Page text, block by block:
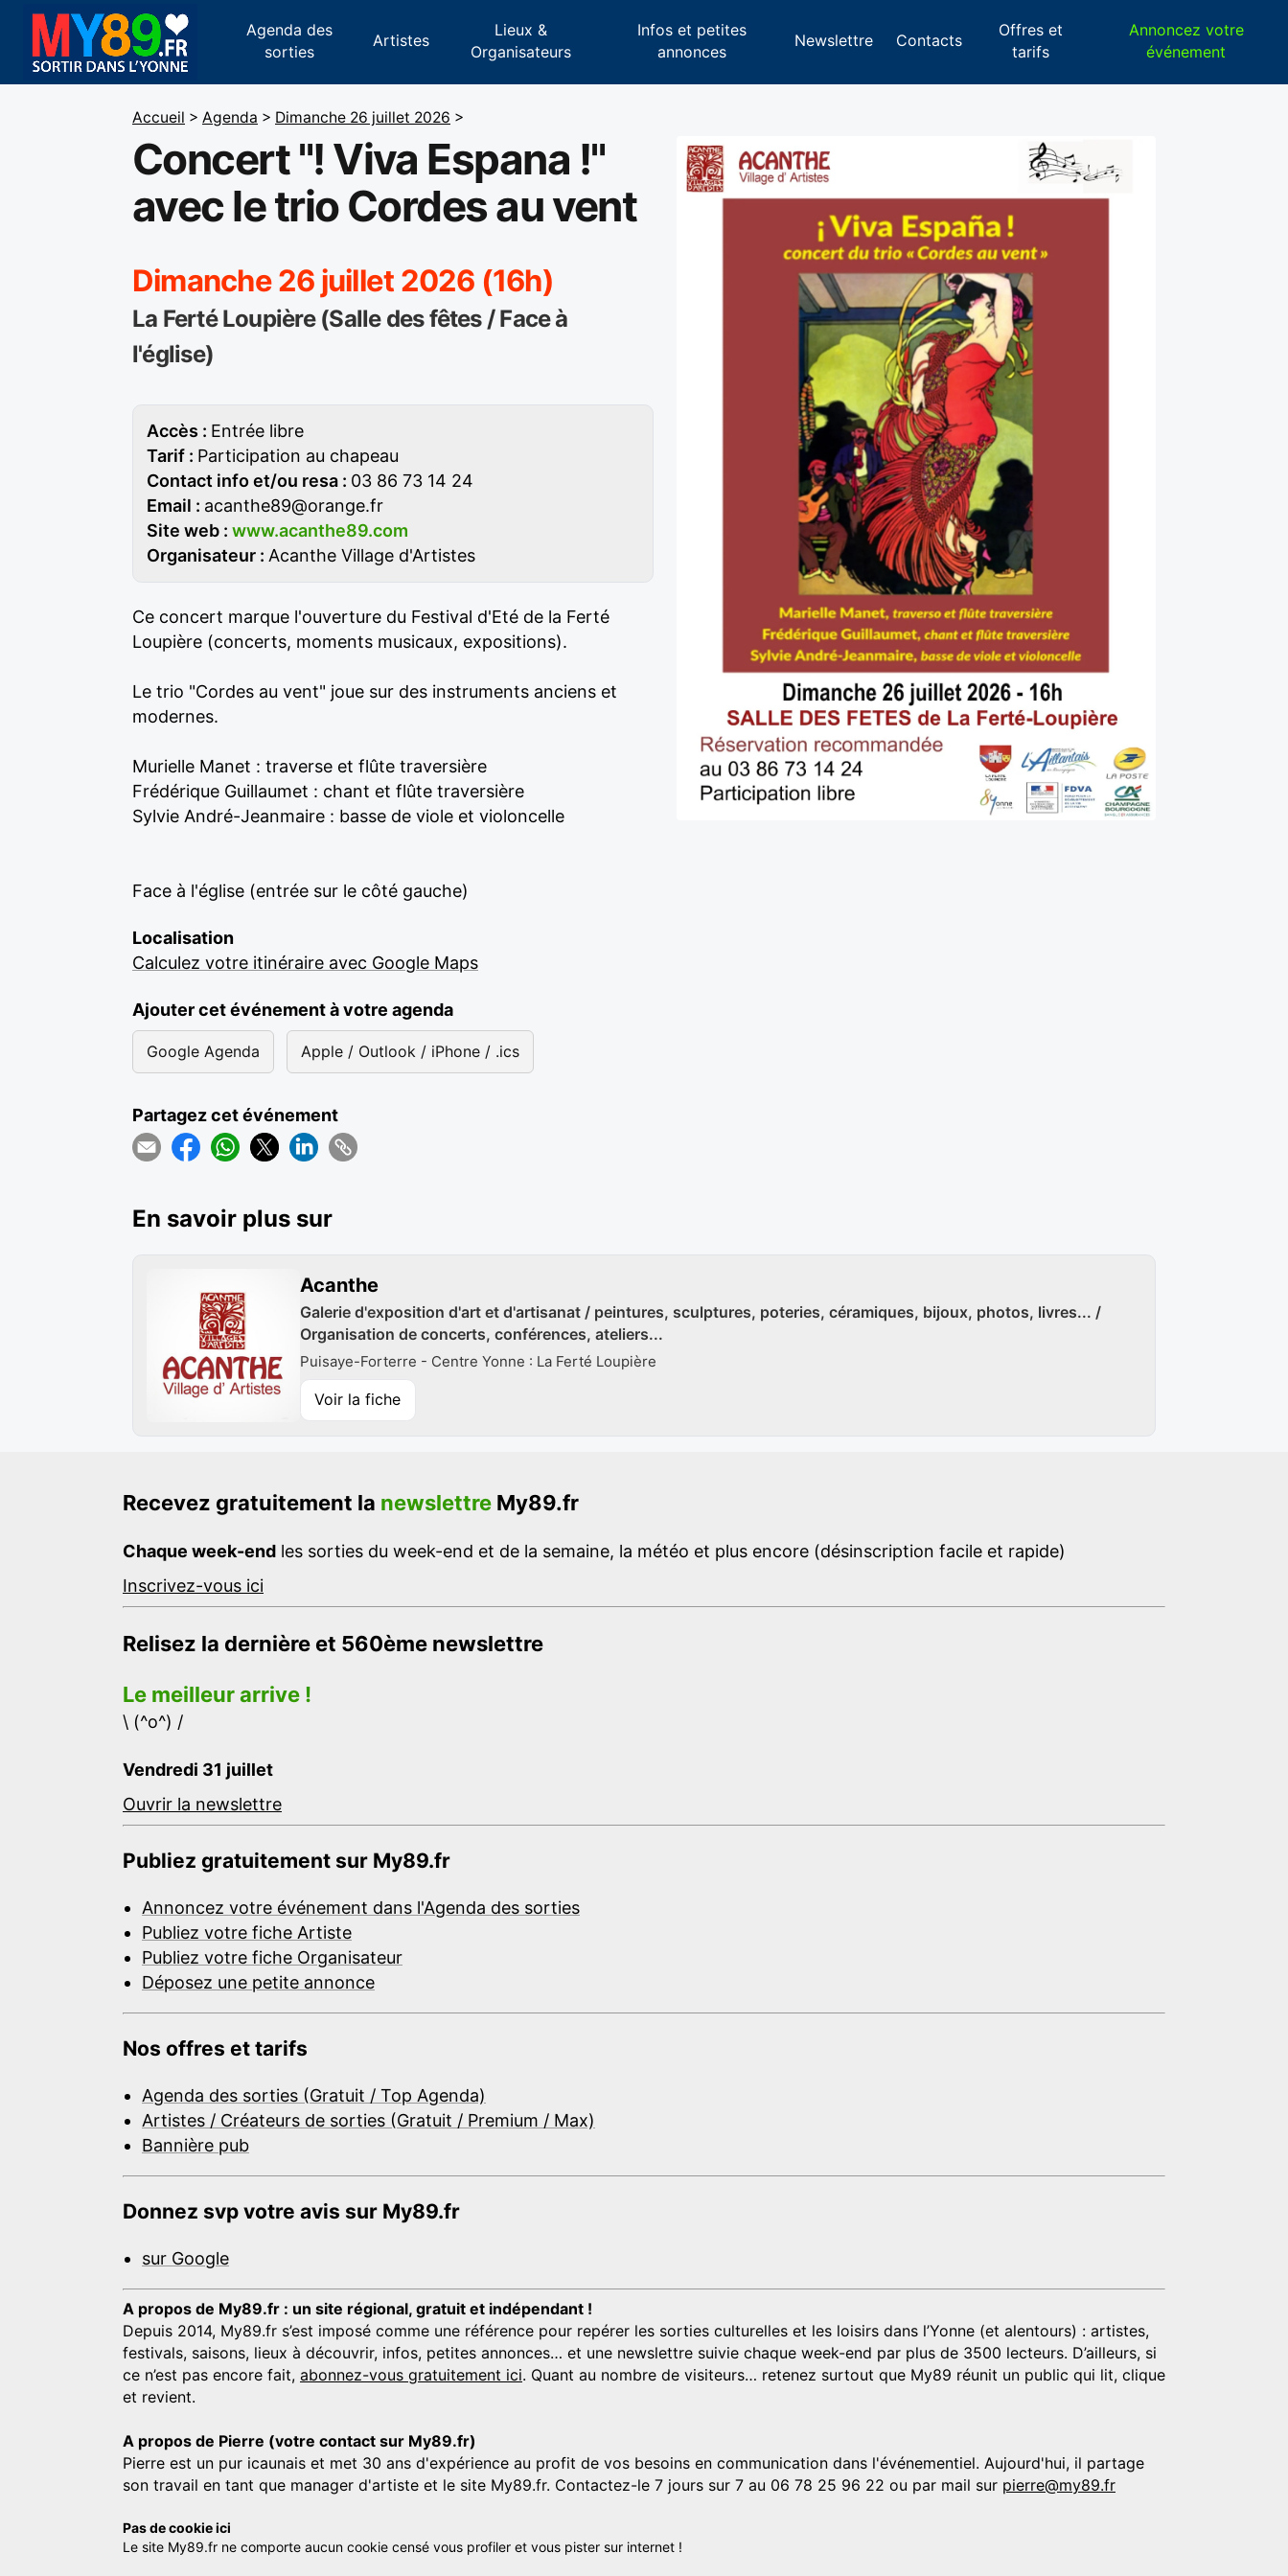
Agenda des
sorties
Artistes
Lieux &
Organisateurs
Infos et petites
annonces
Newslettre Contacts
Offres et
tarifs
Annoncez votre
événement
Accueil > Agenda > Dimanche 26 juillet 2026 >
Concert "! Viva Espana !"
avec le trio Cordes au vent
Dimanche 26 juillet 2026 (16h)
La Ferté Loupière (Salle des fêtes / Face à
l'église)
Accès : Entrée libre
Tarif : Participation au chapeau
Contact info et/ou resa : 03 86 73 14 24
Email : acanthe89@orange.fr
Site web : www.acanthe89.com
Organisateur : Acanthe Village d'Artistes
Ce concert marque l'ouverture du Festival d'Eté de la Ferté
Loupière (concerts, moments musicaux, expositions).
Le trio "Cordes au vent" joue sur des instruments anciens et
modernes.
Murielle Manet : traverse et flûte traversière
Frédérique Guillaumet : chant et flûte traversière
Sylvie André-Jeanmaire : basse de viole et violoncelle
Face à l'église (entrée sur le côté gauche)
Localisation
Calculez votre itinéraire avec Google Maps
Ajouter cet événement à votre agenda
Google Agenda Apple / Outlook / iPhone / .ics
Partagez cet événement
En savoir plus sur
Acanthe
Galerie d'exposition d'art et d'artisanat / peintures, sculptures, poteries, céramiques, bijoux, photos, livres... /
Organisation de concerts, conférences, ateliers...
Puisaye-Forterre - Centre Yonne : La Ferté Loupière
Voir la fiche
Recevez gratuitement la newslettre My89.fr
Chaque week-end les sorties du week-end et de la semaine, la météo et plus encore (désinscription facile et rapide)
Inscrivez-vous ici
Relisez la dernière et 560ème newslettre
Le meilleur arrive !
\ (^o^) /
Vendredi 31 juillet
Ouvrir la newslettre
Publiez gratuitement sur My89.fr
Annoncez votre événement dans l'Agenda des sorties
Publiez votre fiche Artiste
Publiez votre fiche Organisateur
Déposez une petite annonce
Nos offres et tarifs
Agenda des sorties (Gratuit / Top Agenda)
Artistes / Créateurs de sorties (Gratuit / Premium / Max)
Bannière pub
Donnez svp votre avis sur My89.fr
sur Google
A propos de My89.fr : un site régional, gratuit et indépendant !
Depuis 2014, My89.fr s’est imposé comme une référence pour repérer les sorties culturelles et les loisirs dans l’Yonne (et alentours) : artistes,
festivals, saisons, lieux à découvrir, infos, petites annonces… et une newslettre suivie chaque week-end par plus de 3500 lecteurs. D’ailleurs, si
ce n’est pas encore fait, abonnez-vous gratuitement ici. Quant au nombre de visiteurs… retenez surtout que My89 réunit un public qui lit, clique
et revient.
A propos de Pierre (votre contact sur My89.fr)
Pierre est un pur icaunais et met 30 ans d'expérience au profit de vos besoins en communication dans l'événementiel. Aujourd'hui, il partage
son travail en tant que manager d'artiste et le site My89.fr. Contactez-le 7 jours sur 7 au 06 78 25 96 22 ou par mail sur pierre@my89.fr
Pas de cookie ici
Le site My89.fr ne comporte aucun cookie censé vous profiler et vous pister sur internet !